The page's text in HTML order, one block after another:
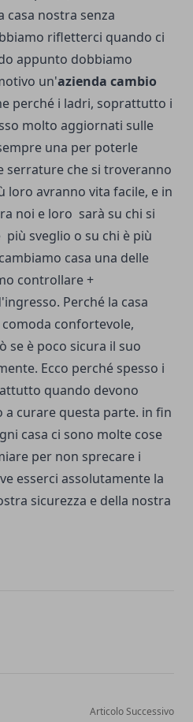
casa nostra senza
rifletterci quando ci
appunto dobbiamo
un'azienda cambio
perché i ladri, soprattutto i
molto aggiornati sulle
una per poterle
serrature che si troveranno
loro avranno vita facile, e in
noi e loro sarà su chi si
sveglio o su chi è più
casa una delle
controllare +
Perché la casa
confortevole,
se è poco sicura il suo
Ecco perché spesso i
quando devono
curare questa parte. in fin
casa ci sono molte cose
per non sprecare i
esserci assolutamente la
sicurezza e della nostra
Articolo Successivo